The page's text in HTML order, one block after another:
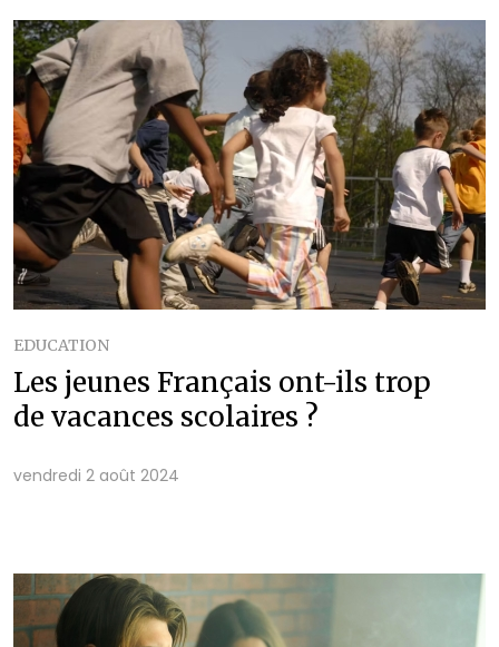
EDUCATION
Les jeunes Français ont-ils trop
de vacances scolaires ?
vendredi 2 août 2024